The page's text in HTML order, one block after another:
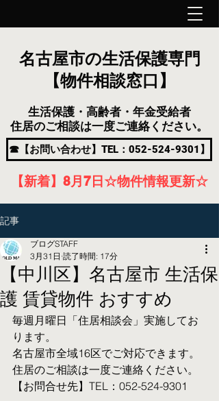
名古屋市の生活保護専門
【物件相談窓口】
生活保護・高齢者・年金受給者
住居のご相談は一度ご連絡ください。
☎【お問い合わせ】TEL：052-524-9301】
【新着】8月7 日 ☆物件情報更新☆
記事
【中川区】名古屋市 生活保
護 賃貸物件 おすすめ
ブログSTAFF
3月31日 読了時間: 17分
毎週月曜日「住居相談会」実施してお
ります。
名古屋市全域16区でご対応できます。
住居のご相談は一度ご連絡ください。
【お問合せ先】TEL：052-524-9301